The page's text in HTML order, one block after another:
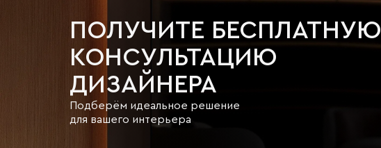
ПОЛУЧИТЕ БЕСПЛАТНУЮ
КОНСУЛЬТАЦИЮ
ДИЗАЙНЕРА
Подберём идеальное решение
для вашего интерьера